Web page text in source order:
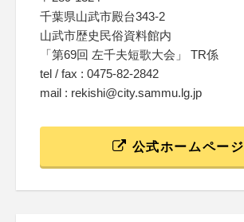
千葉県山武市殿台343-2
山武市歴史民俗資料館内
「第69回 左千夫短歌大会」 TR係
tel / fax : 0475-82-2842
mail : rekishi@city.sammu.lg.jp
公式ホームページ